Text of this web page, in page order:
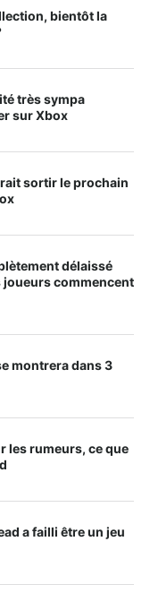
bientôt la
très sympa
sur Xbox
sortir le prochain
délaissé
joueurs commencent
montrera dans 3
les rumeurs, ce que
a failli être un jeu